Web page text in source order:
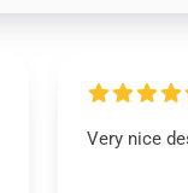
Very nice